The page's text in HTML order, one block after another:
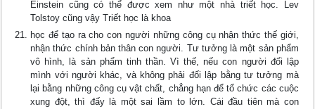
Einstein cũng có thể được xem như một nhà triết học. Lev
Tolstoy cũng vậy Triết học là khoa
học để tạo ra cho con người những công cụ nhận thức thế giới,
nhận thức chính bản thân con người. Tư tưởng là một sản phẩm
vô hình, là sản phẩm tinh thần. Vì thế, nếu con người đối lập
mình với người khác, và không phải đối lập bằng tư tưởng mà
lại bằng những công cụ vật chất, chẳng hạn để tổ chức các cuộc
xung đột, thì đấy là một sai lầm to lớn. Cái đầu tiên mà con